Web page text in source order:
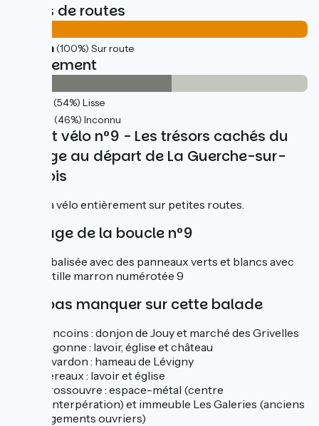
Types de routes
27km(100%) Sur route
Revêtement
(54%) Lisse
(46%) Inconnu
Circuit vélo n°9 - Les trésors cachés du
bocage au départ de La Guerche-sur-
l'Aubois
Balade à vélo entièrement sur petites routes.
Balisage de la boucle n°9
Boucle balisée avec des panneaux verts et blancs avec
une pastille marron numérotée 9
À ne pas manquer sur cette balade
Sancoins : donjon de Jouy et marché des Grivelles
Sagonne : lavoir, église et château
Givardon : hameau de Lévigny
Véreaux : lavoir et église
Grossouvre : espace-métal (centre
d'interpération) et immeuble Les Galeries (anciens
logements ouvriers)